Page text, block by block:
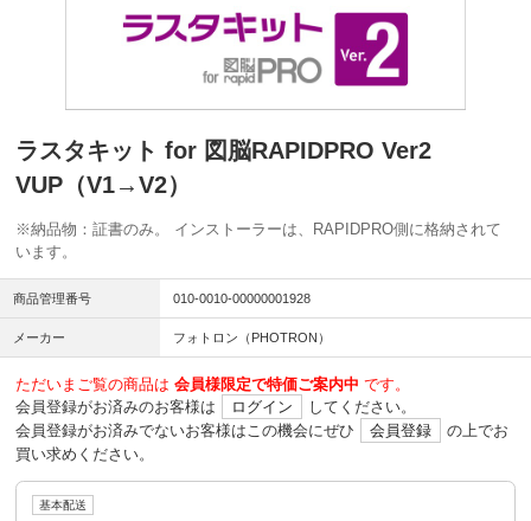
ラスタキット for 図脳RAPIDPRO Ver2
VUP（V1→V2）
※納品物：証書のみ。 インストーラーは、RAPIDPRO側に格納されて
います。
商品管理番号 010-0010-00000001928
メーカー フォトロン（PHOTRON）
ただいまご覧の商品は 会員様限定で特価ご案内中 です。
会員登録がお済みのお客様は
ログイン
してください。
会員登録がお済みでないお客様はこの機会にぜひ
会員登録
の上でお
買い求めください。
基本配送